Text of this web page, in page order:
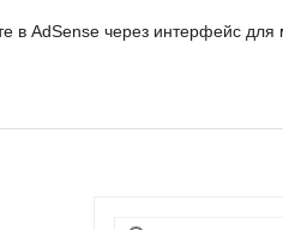
в AdSense через интерфейс для